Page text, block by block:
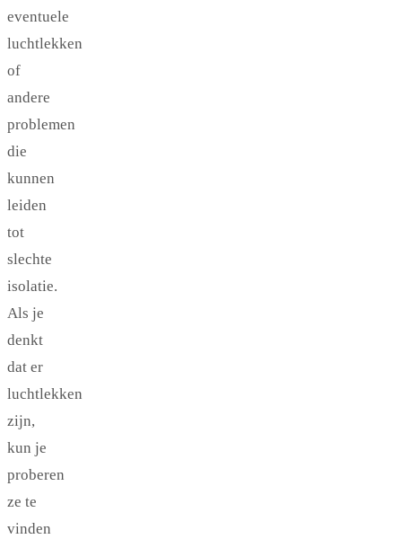
eventuele
luchtlekken
of
andere
problemen
die
kunnen
leiden
tot
slechte
isolatie.
Als je
denkt
dat er
luchtlekken
zijn,
kun je
proberen
ze te
vinden